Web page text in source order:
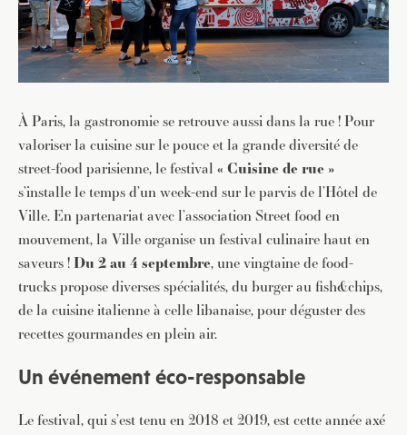
À Paris, la gastronomie se retrouve aussi dans la rue ! Pour
valoriser la cuisine sur le pouce et la grande diversité de
street-food parisienne, le festival « Cuisine de rue »
s’installe le temps d’un week-end sur le parvis de l’Hôtel de
Ville.En partenariat avec l’association Street food en
mouvement, la Ville organise un festival culinaire haut en
saveurs !Du 2 au 4 septembre, une vingtaine de food-
trucks propose diverses spécialités, du burger au fish&chips,
de la cuisine italienne à celle libanaise, pour déguster des
recettes gourmandes en plein air.
Un événement éco-responsable
Le festival, qui s’est tenu en 2018 et 2019, est cette année axé